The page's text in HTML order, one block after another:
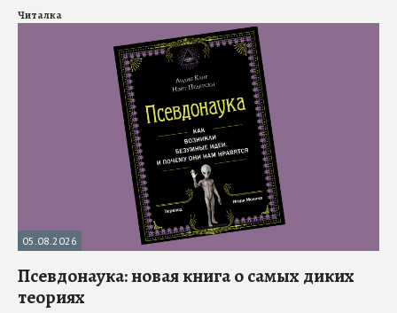
Читалка
05.08.2026
Псевдонаука: новая книга о самых диких
теориях